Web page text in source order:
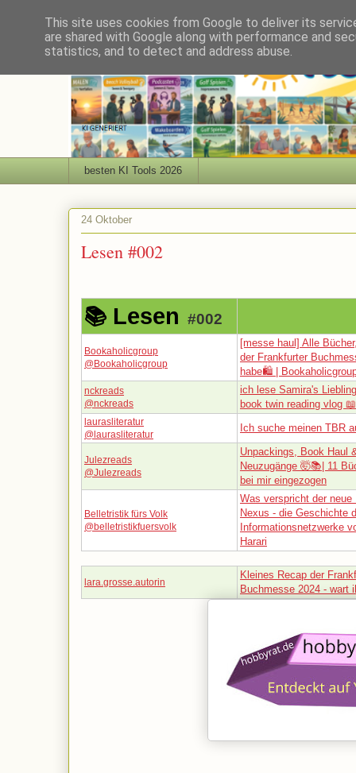
besten KI Tools 2026
24 Oktober
Lesen #002
📚 Lesen #002
Bookaholicgroup
@Bookaholicgroup
[messe haul] Alle
der Frankfurter
habe🛍️ |
nckreads
@nckreads
ich lese Samira's
book twin reading vlog
laurasliteratur
@laurasliteratur
Ich suche meinen TBR
Julezreads
@Julezreads
Unpackings, Book Haul
Neuzugänge 🤯📚| 11
bei mir eingezogen
Belletristik fürs Volk
@belletristikfuersvolk
Was verspricht der neue
Nexus - die Geschichte
Informationsnetzwerke
Harari
lara.grosse.autorin
Kleines Recap der
Buchmesse 2024 - wart
This site uses cookies from Google to deliver its
are shared with Google along with performance and
statistics, and to detect and address abuse.